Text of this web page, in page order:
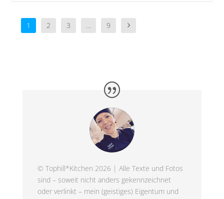
1 2 3 9
© Tophill*Kitchen 2026 | Alle Texte und Fotos
sind – soweit nicht anders gekennzeichnet
oder verlinkt – mein (geistiges) Eigentum und